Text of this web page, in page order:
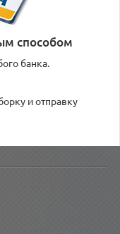
способом
банка.
и отправку